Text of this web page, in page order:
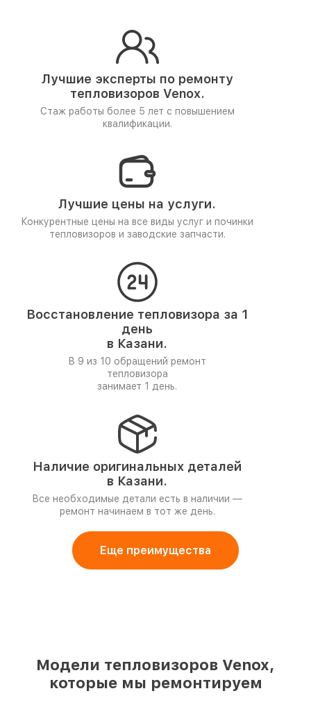
Лучшие эксперты по ремонту
тепловизоров Venox.
Стаж работы более 5 лет с повышением
квалификации.
Лучшие цены на услуги.
Конкурентные цены на все виды услуг и починки
тепловизоров и заводские запчасти.
Восстановление тепловизора за 1
день
в Казани.
В 9 из 10 обращений ремонт
тепловизора
занимает 1 день.
Наличие оригинальных деталей
в Казани.
Все необходимые детали есть в наличии —
ремонт начинаем в тот же день.
Еще преимущества
Модели тепловизоров Venox,
которые мы ремонтируем